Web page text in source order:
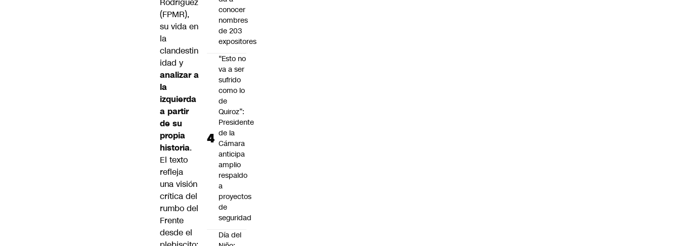
(FPMR),
su vida en
la
clandestin
idad y
analizar a
la
izquierda
a partir
de su
propia
historia.
El texto
refleja
una visión
crítica del
rumbo del
Frente
desde el
conocer
nombres
de 203
expositores
“Esto no
va a ser
sufrido
como lo
de
Quiroz”:
Presidente
de la
Cámara
anticipa
amplio
respaldo
a
proyectos
de
seguridad
Día del